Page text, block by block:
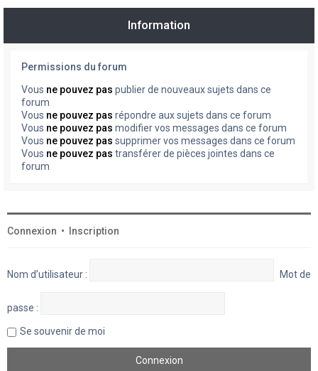
Information
Permissions du forum
Vous ne pouvez pas publier de nouveaux sujets dans ce
forum
Vous ne pouvez pas répondre aux sujets dans ce forum
Vous ne pouvez pas modifier vos messages dans ce forum
Vous ne pouvez pas supprimer vos messages dans ce forum
Vous ne pouvez pas transférer de pièces jointes dans ce
forum
Connexion • Inscription
Nom d’utilisateur : Mot de
passe :
Se souvenir de moi